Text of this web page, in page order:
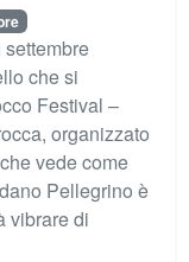
che si
Festival –
organizzato
vede come
Pellegrino è
vibrare di